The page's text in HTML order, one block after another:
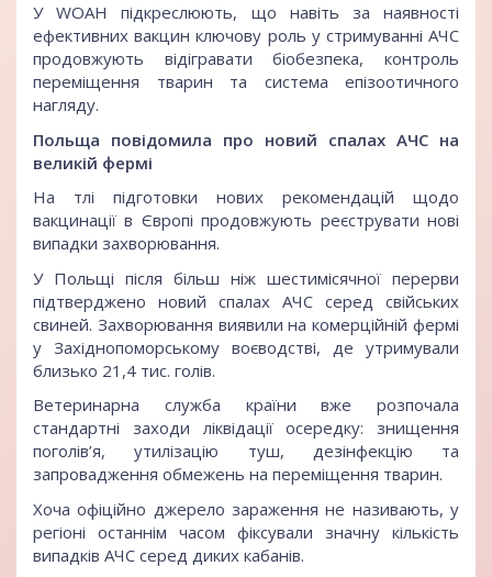
У WOAH підкреслюють, що навіть за наявності
ефективних вакцин ключову роль у стримуванні АЧС
продовжують відігравати біобезпека, контроль
переміщення тварин та система епізоотичного
нагляду.
Польща повідомила про новий спалах АЧС на
великій фермі
На тлі підготовки нових рекомендацій щодо
вакцинації в Європі продовжують реєструвати нові
випадки захворювання.
У Польщі після більш ніж шестимісячної перерви
підтверджено новий спалах АЧС серед свійських
свиней. Захворювання виявили на комерційній фермі
у Західнопоморському воєводстві, де утримували
близько 21,4 тис. голів.
Ветеринарна служба країни вже розпочала
стандартні заходи ліквідації осередку: знищення
поголів’я, утилізацію туш, дезінфекцію та
запровадження обмежень на переміщення тварин.
Хоча офіційно джерело зараження не називають, у
регіоні останнім часом фіксували значну кількість
випадків АЧС серед диких кабанів.